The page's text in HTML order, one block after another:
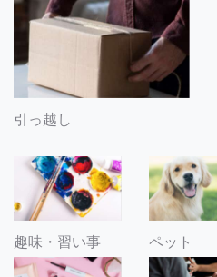
引っ越し
趣味・習い事 ペット